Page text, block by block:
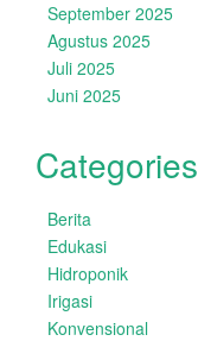
September 2025
Agustus 2025
Juli 2025
Juni 2025
Categories
Berita
Edukasi
Hidroponik
Irigasi
Konvensional